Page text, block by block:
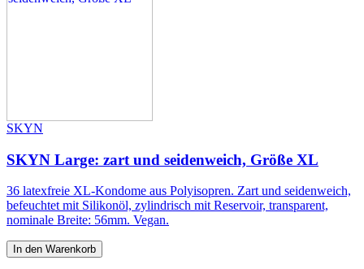
SKYN
SKYN Large: zart und seidenweich, Größe XL
36 latexfreie XL-Kondome aus Polyisopren. Zart und seidenweich,
befeuchtet mit Silikonöl, zylindrisch mit Reservoir, transparent,
nominale Breite: 56mm. Vegan.
In den Warenkorb